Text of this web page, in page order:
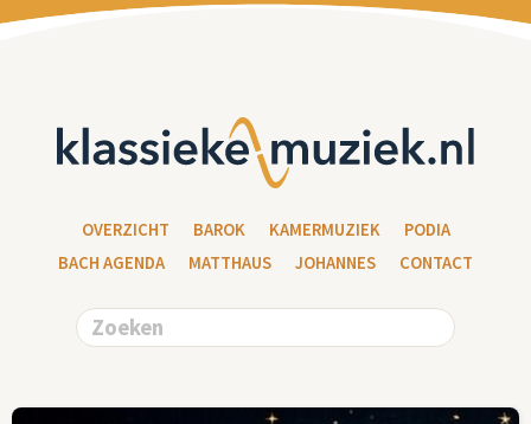
OVERZICHT BAROK KAMERMUZIEK
PODIA
BACH AGENDA
MATTHAUS JOHANNES CONTACT